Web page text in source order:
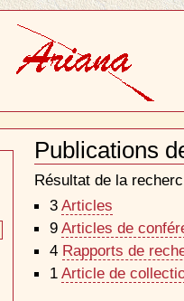
Publications
Document
Actions
Résultat de la
3 Articles
9 Articles de
4 Rapports de
1 Article de